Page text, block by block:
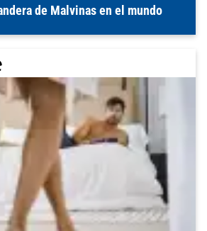
de Malvinas en el mundo